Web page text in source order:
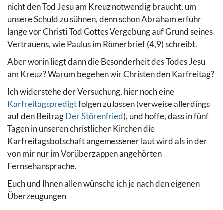
nicht den Tod Jesu am Kreuz notwendig braucht, um
unsere Schuld zu sühnen, denn schon Abraham erfuhr
lange vor Christi Tod Gottes Vergebung auf Grund seines
Vertrauens, wie Paulus im Römerbrief (4,9) schreibt.
Aber worin liegt dann die Besonderheit des Todes Jesu
am Kreuz? Warum begehen wir Christen den Karfreitag?
Ich widerstehe der Versuchung, hier noch eine
Karfreitagspredigtfolgen zu lassen (verweise allerdings
auf den BeitragDer Störenfried), und hoffe, dass in fünf
Tagen in unseren christlichen Kirchen die
Karfreitagsbotschaft angemessener laut wird als in der
von mir nur im Vorüberzappen angehörten
Fernsehansprache.
Euch und Ihnen allen wünsche ich je nach den eigenen
Überzeugungen